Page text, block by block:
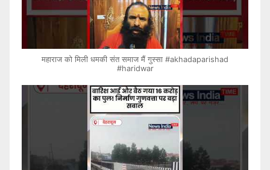
महाराज को मिली धमकी संत समाज मैं गुस्सा #akhadaparishad
#haridwar